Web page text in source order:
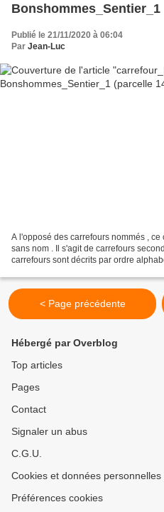
Bonshommes_Sentier_1
Publié le 21/11/2020 à 06:04
Par Jean-Luc
A l'opposé des carrefours nommés ,
sans nom . Il s'agit de carrefours
carrefours sont décrits par ordre
< Page précédente
Hébergé par Overblog
Top articles
Pages
Contact
Signaler un abus
C.G.U.
Cookies et données personnelles
Préférences cookies